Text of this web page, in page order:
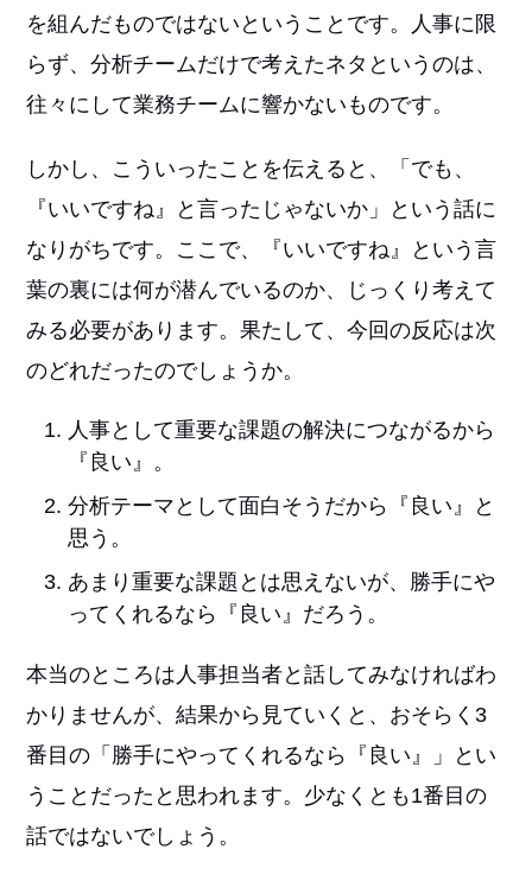
を組んだものではないということです。人事に限
らず、分析チームだけで考えたネタというのは、
往々にして業務チームに響かないものです。
しかし、こういったことを伝えると、「でも、
『いいですね』と言ったじゃないか」という話に
なりがちです。ここで、『いいですね』という言
葉の裏には何が潜んでいるのか、じっくり考えて
みる必要があります。果たして、今回の反応は次
のどれだったのでしょうか。
人事として重要な課題の解決につながるから
『良い』。
分析テーマとして面白そうだから『良い』と
思う。
あまり重要な課題とは思えないが、勝手にや
ってくれるなら『良い』だろう。
本当のところは人事担当者と話してみなければわ
かりませんが、結果から見ていくと、おそらく3
番目の「勝手にやってくれるなら『良い』」とい
うことだったと思われます。少なくとも1番目の
話ではないでしょう。